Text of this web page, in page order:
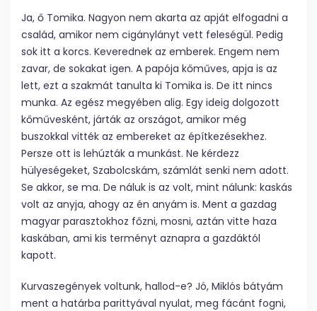
Ja, ő Tomika. Nagyon nem akarta az apját elfogadni a
család, amikor nem cigánylányt vett feleségül. Pedig
sok itt a korcs. Keverednek az emberek. Engem nem
zavar, de sokakat igen. A papója kőműves, apja is az
lett, ezt a szakmát tanulta ki Tomika is. De itt nincs
munka. Az egész megyében alig. Egy ideig dolgozott
kőművesként, járták az országot, amikor még
buszokkal vitték az embereket az építkezésekhez.
Persze ott is lehúzták a munkást. Ne kérdezz
hülyeségeket, Szabolcskám, számlát senki nem adott.
Se akkor, se ma. De náluk is az volt, mint nálunk: kaskás
volt az anyja, ahogy az én anyám is. Ment a gazdag
magyar parasztokhoz főzni, mosni, aztán vitte haza
kaskában, ami kis terményt aznapra a gazdáktól
kapott.
Kurvaszegények voltunk, hallod-e? Jó, Miklós bátyám
ment a határba parittyával nyulat, meg fácánt fogni,